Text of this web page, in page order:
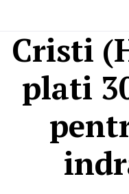
Cristi
plati